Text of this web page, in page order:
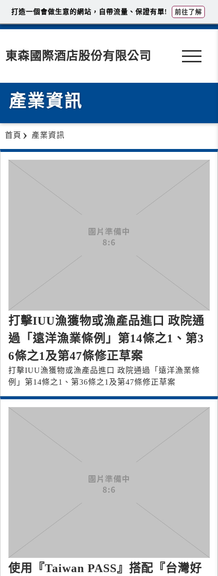
東森國際酒店股份有限公司
產業資訊
首頁 產業資訊
打擊IUU漁獲物或漁產品進口 政院通
過「遠洋漁業條例」第14條之1、第3
6條之1及第47條修正草案
打擊IUU漁獲物或漁產品進口 政院通過「遠洋漁業條
例」第14條之1、第36條之1及第47條修正草案
使用『Taiwan PASS』搭配『台灣好
打造一個會做生意的網站，自帶流量、保證有單! 前往了解